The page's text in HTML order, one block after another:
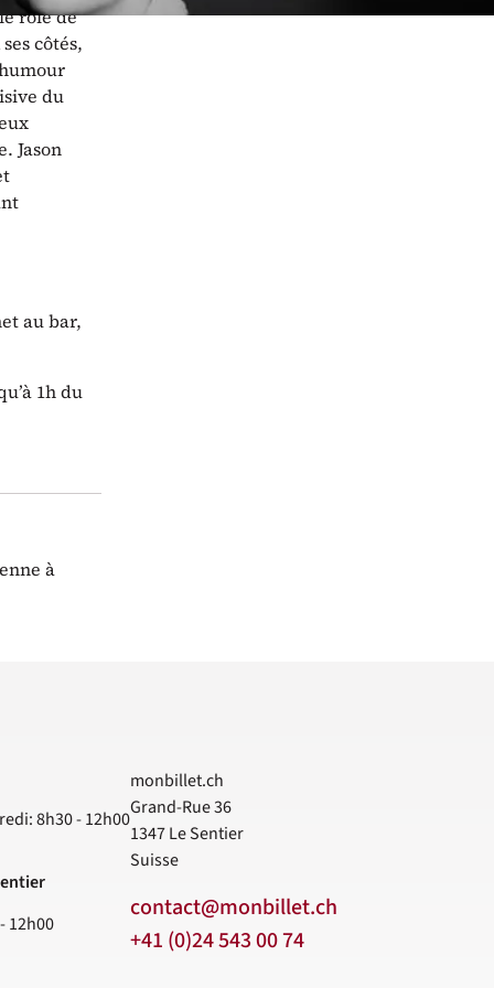
rôle de
côtés,
du
Jason
au bar,
1h du
à
8h30 - 12h00
12h00
monbillet.ch
Grand-Rue 36
1347Le Sentier
Suisse
contact@monbillet.ch
+41 (0)24 543 00 74